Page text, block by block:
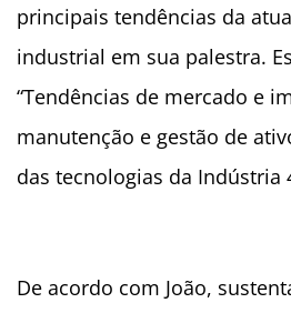
principais tendências da
industrial em sua palestra.
“Tendências de mercado e
manutenção e gestão de
das tecnologias da Indústria
De acordo com João,